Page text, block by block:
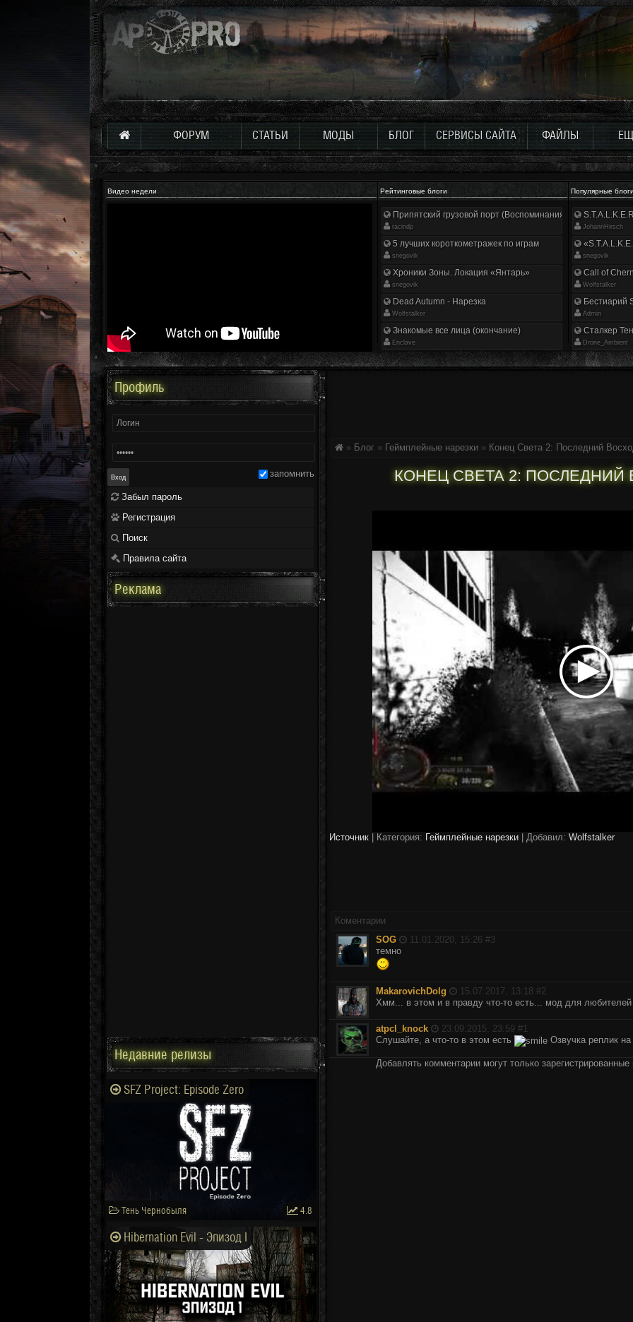
ФОРУМ СТАТЬИ МОДЫ БЛОГ СЕРВИСЫ САЙТА ФАЙЛЫ
Видео недели Рейтинговые блоги Популярные
Припятский грузовой порт (Воспоминания ликвидатора)
racindp
5 лучших короткометражек по играм
snegovik
Хроники Зоны. Локация «Янтарь»
snegovik
Dead Autumn - Нарезка
Wolfstalker
Знакомые все лица (окончание)
Enclave
JohannHirsch
snegovik
Call of
Wolfstalker
Бестиарий
Аdmin
Сталкер
Drone_Ambient
» Блог » Геймплейные нарезки » Конец Света 2: Последний
КОНЕЦ СВЕТА 2: ПОСЛЕДНИЙ
Источник Категория: Геймплейные нарезки | Добавил: Wolfstalker
Коментарии
SOG
11.01.2020, 15:26 #3
темно
MakarovichDolg 15.07.2017, 13:18 #2
Хмм... в этом и в правду что-то есть... мод для любителей
atpcl_knock 23.09.2015, 23:59 #1
Слушайте, а что-то в этом есть
Озвучка реплик
Добавлять комментарии могут только
Профиль
запомнить
Забыл пароль
Регистрация
Поиск
Правила сайта
Реклама
Недавние релизы
SFZ Project: Episode Zero
Тень Чернобыля 4.8
Hibernation Evil - Эпизод I